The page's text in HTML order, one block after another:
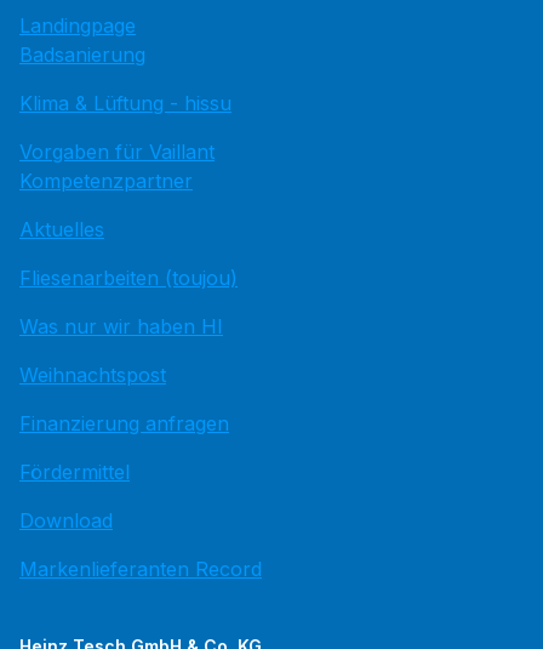
Landingpage
Badsanierung
Klima & Lüftung - hissu
Vorgaben für Vaillant
Kompetenzpartner
Aktuelles
Fliesenarbeiten (toujou)
Was nur wir haben HI
Weihnachtspost
Finanzierung anfragen
Fördermittel
Download
Markenlieferanten Record